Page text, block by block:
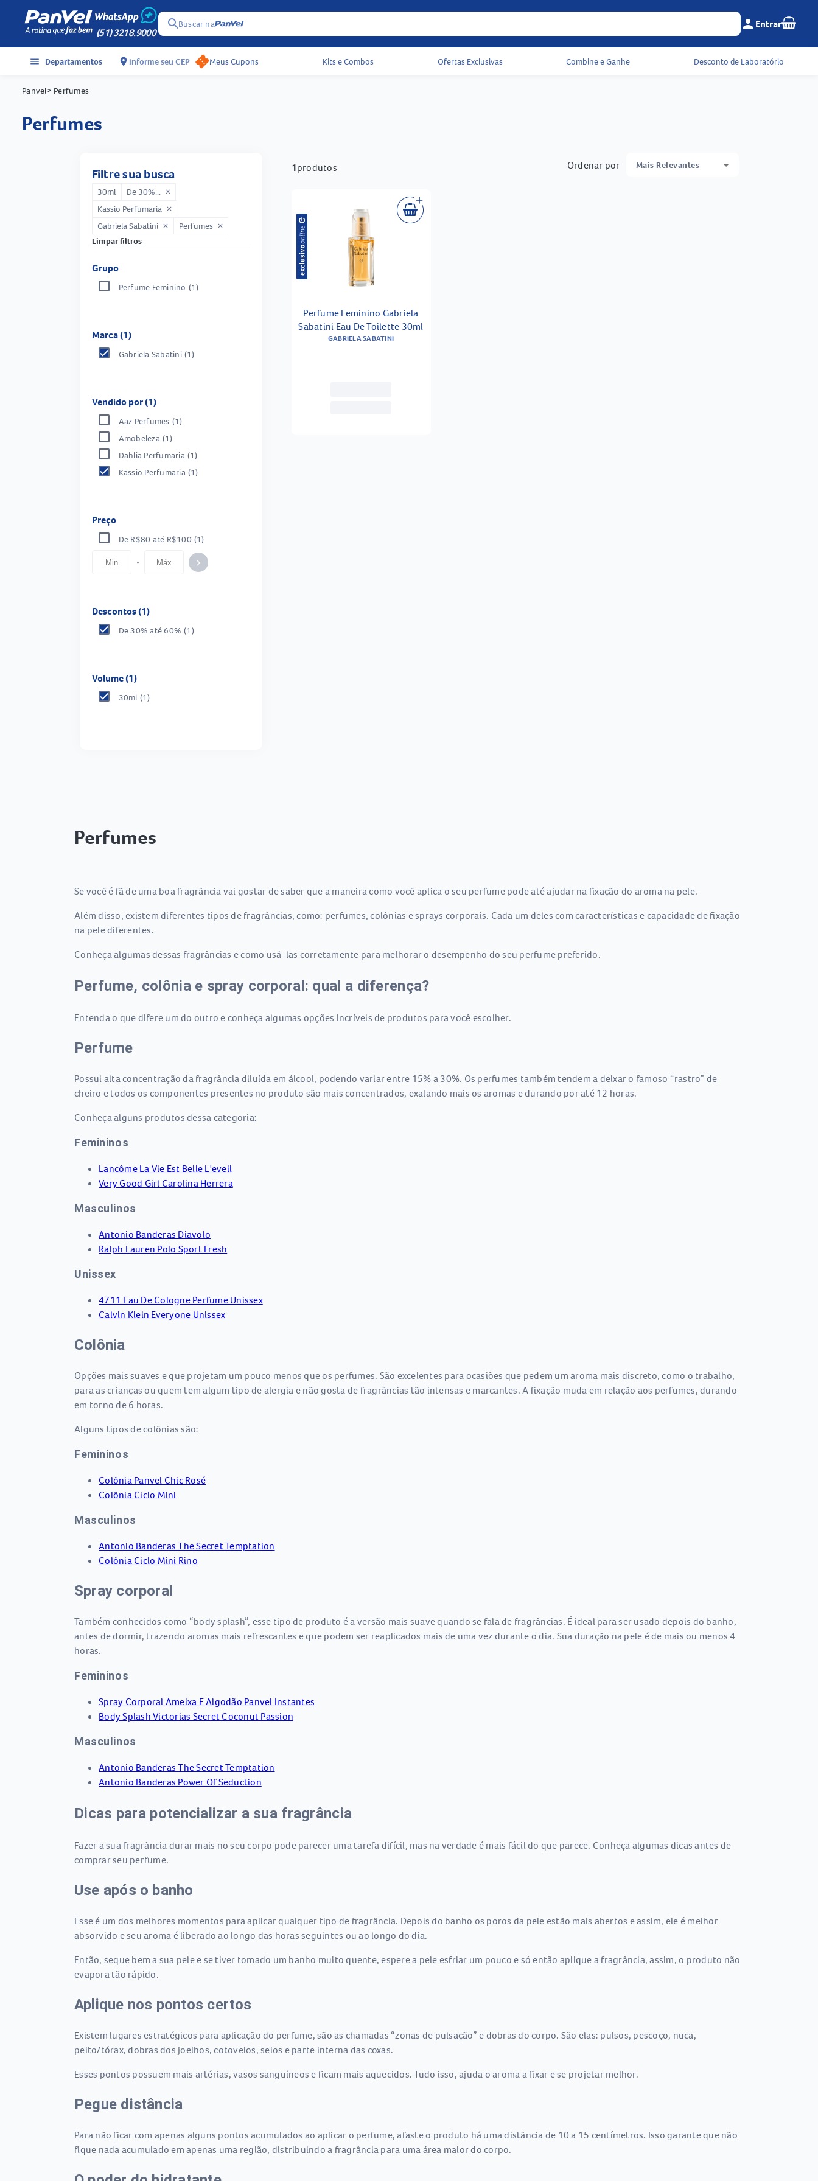
(51) 3218.9000
searchBuscar na Menu do cliente e
person Entrar Seu
Acessos rápidos do cabeçalho
menu Departamentos location_on Informe seu CEP Meus Cupons Kits e Combos Ofertas Exclusivas Combine e Ganhe Desconto de Laboratório
Panvel> Perfumes
perfumes
Filtre sua busca
30ml De 30%... close
Kassio Perfumaria close
Gabriela Sabatini close Perfumes close
Limpar filtros
Grupo
Perfume Feminino (1)
Marca (1)
Gabriela Sabatini (1)
Vendido por (1)
Aaz Perfumes (1)
Amobeleza (1)
Dahlia Perfumaria (1)
Kassio Perfumaria (1)
Preço
De R$80 até R$100 (1)
- keyboard_arrow_right
Descontos (1)
De 30% até 60% (1)
Volume (1)
30ml (1)
1produtos Ordenar por Mais Relevantes
Perfume Feminino Gabriela
Sabatini Eau De Toilette 30ml
GABRIELA SABATINI
Perfumes
Se você é fã de uma boa fragrância vai gostar de saber que a maneira como você aplica o seu perfume pode até ajudar na fixação do aroma na pele.
Além disso, existem diferentes tipos de fragrâncias, como: perfumes, colônias e sprays corporais. Cada um deles com características e capacidade de fixação
na pele diferentes.
Conheça algumas dessas fragrâncias e como usá-las corretamente para melhorar o desempenho do seu perfume preferido.
Perfume, colônia e spray corporal: qual a diferença?
Entenda o que difere um do outro e conheça algumas opções incríveis de produtos para você escolher.
Perfume
Possui alta concentração da fragrância diluída em álcool, podendo variar entre 15% a 30%. Os perfumes também tendem a deixar o famoso “rastro” de
cheiro e todos os componentes presentes no produto são mais concentrados, exalando mais os aromas e durando por até 12 horas.
Conheça alguns produtos dessa categoria:
Femininos
Lancôme La Vie Est Belle L'eveil
Very Good Girl Carolina Herrera
Masculinos
Antonio Banderas Diavolo
Ralph Lauren Polo Sport Fresh
Unissex
4711 Eau De Cologne Perfume Unissex
Calvin Klein Everyone Unissex
Colônia
Opções mais suaves e que projetam um pouco menos que os perfumes. São excelentes para ocasiões que pedem um aroma mais discreto, como o trabalho,
para as crianças ou quem tem algum tipo de alergia e não gosta de fragrâncias tão intensas e marcantes. A fixação muda em relação aos perfumes, durando
em torno de 6 horas.
Alguns tipos de colônias são:
Femininos
Colônia Panvel Chic Rosé
Colônia Ciclo Mini
Masculinos
Antonio Banderas The Secret Temptation
Colônia Ciclo Mini Rino
Spray corporal
Também conhecidos como “body splash”, esse tipo de produto é a versão mais suave quando se fala de fragrâncias. É ideal para ser usado depois do banho,
antes de dormir, trazendo aromas mais refrescantes e que podem ser reaplicados mais de uma vez durante o dia. Sua duração na pele é de mais ou menos 4
horas.
Femininos
Spray Corporal Ameixa E Algodão Panvel Instantes
Body Splash Victorias Secret Coconut Passion
Masculinos
Antonio Banderas The Secret Temptation
Antonio Banderas Power Of Seduction
Dicas para potencializar a sua fragrância
Fazer a sua fragrância durar mais no seu corpo pode parecer uma tarefa difícil, mas na verdade é mais fácil do que parece. Conheça algumas dicas antes de
comprar seu perfume.
Use após o banho
Esse é um dos melhores momentos para aplicar qualquer tipo de fragrância. Depois do banho os poros da pele estão mais abertos e assim, ele é melhor
absorvido e seu aroma é liberado ao longo das horas seguintes ou ao longo do dia.
Então, seque bem a sua pele e se tiver tomado um banho muito quente, espere a pele esfriar um pouco e só então aplique a fragrância, assim, o produto não
evapora tão rápido.
Aplique nos pontos certos
Existem lugares estratégicos para aplicação do perfume, são as chamadas “zonas de pulsação” e dobras do corpo. São elas: pulsos, pescoço, nuca,
peito/tórax, dobras dos joelhos, cotovelos, seios e parte interna das coxas.
Esses pontos possuem mais artérias, vasos sanguíneos e ficam mais aquecidos. Tudo isso, ajuda o aroma a fixar e se projetar melhor.
Pegue distância
Para não ficar com apenas alguns pontos acumulados ao aplicar o perfume, afaste o produto há uma distância de 10 a 15 centímetros. Isso garante que não
fique nada acumulado em apenas uma região, distribuindo a fragrância para uma área maior do corpo.